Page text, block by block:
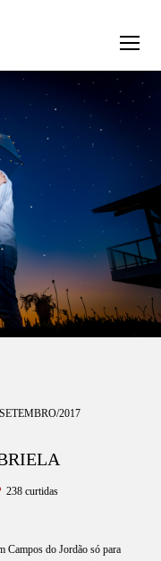
2017
238 curtidas
Campos do Jordão só para